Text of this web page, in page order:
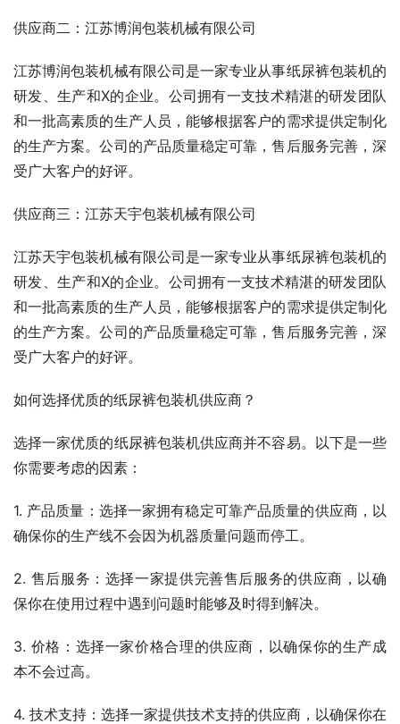
供应商二：江苏博润包装机械有限公司
江苏博润包装机械有限公司是一家专业从事纸尿裤包装机的
研发、生产和X的企业。公司拥有一支技术精湛的研发团队
和一批高素质的生产人员，能够根据客户的需求提供定制化
的生产方案。公司的产品质量稳定可靠，售后服务完善，深
受广大客户的好评。
供应商三：江苏天宇包装机械有限公司
江苏天宇包装机械有限公司是一家专业从事纸尿裤包装机的
研发、生产和X的企业。公司拥有一支技术精湛的研发团队
和一批高素质的生产人员，能够根据客户的需求提供定制化
的生产方案。公司的产品质量稳定可靠，售后服务完善，深
受广大客户的好评。
如何选择优质的纸尿裤包装机供应商？
选择一家优质的纸尿裤包装机供应商并不容易。以下是一些
你需要考虑的因素：
1. 产品质量：选择一家拥有稳定可靠产品质量的供应商，以
确保你的生产线不会因为机器质量问题而停工。
2. 售后服务：选择一家提供完善售后服务的供应商，以确
保你在使用过程中遇到问题时能够及时得到解决。
3. 价格：选择一家价格合理的供应商，以确保你的生产成
本不会过高。
4. 技术支持：选择一家提供技术支持的供应商，以确保你在